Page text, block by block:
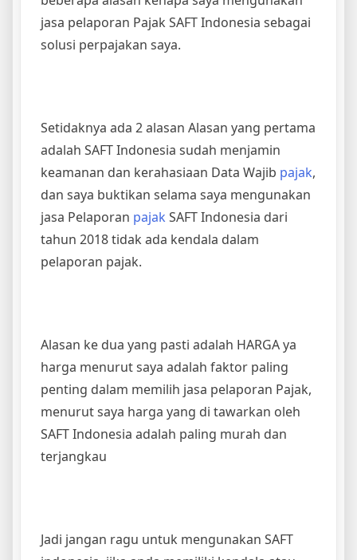
jasa pelaporan Pajak SAFT Indonesia sebagai
solusi perpajakan saya.
Setidaknya ada 2 alasan Alasan yang pertama
adalah SAFT Indonesia sudah menjamin
keamanan dan kerahasiaan Data Wajib pajak,
dan saya buktikan selama saya mengunakan
jasa Pelaporan pajak SAFT Indonesia dari
tahun 2018 tidak ada kendala dalam
pelaporan pajak.
Alasan ke dua yang pasti adalah HARGA ya
harga menurut saya adalah faktor paling
penting dalam memilih jasa pelaporan Pajak,
menurut saya harga yang di tawarkan oleh
SAFT Indonesia adalah paling murah dan
terjangkau
Jadi jangan ragu untuk mengunakan SAFT